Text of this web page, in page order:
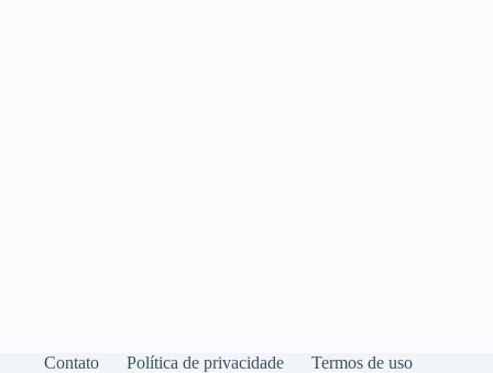
Contato Política de privacidade Termos de uso